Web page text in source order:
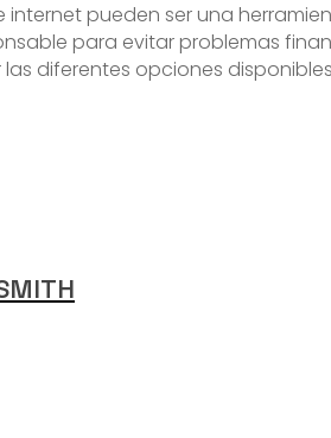
internet pueden ser una
para evitar problemas
diferentes opciones